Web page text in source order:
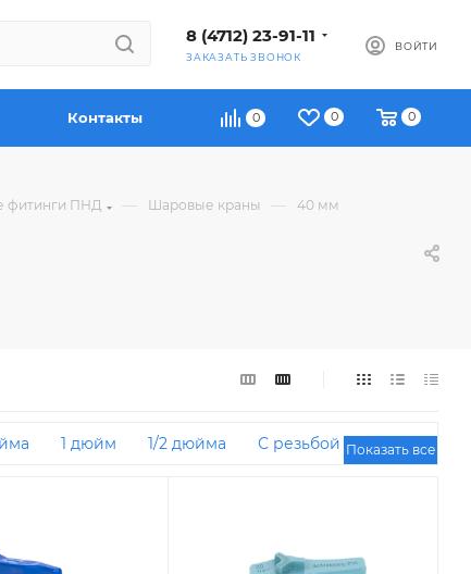
8 (4712) 23-91-11
ЗАКАЗАТЬ ЗВОНОК
ВОЙТИ
0 0 0
Контакты
фитинги ПНД — Шаровые краны — 40 мм
1 дюйм 1/2 дюйма С резьбой
25 мм
Показать все